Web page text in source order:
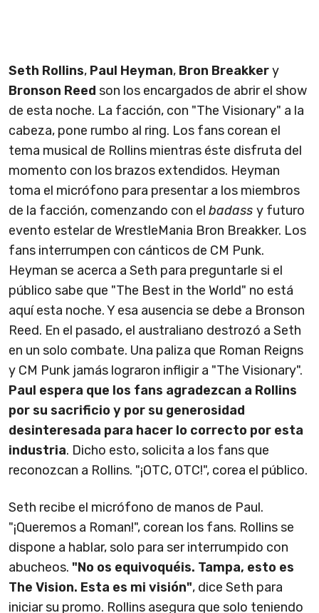
Seth Rollins, Paul Heyman, Bron Breakkery
Bronson Reed son los encargados de abrir el show
de esta noche. La facción, con "The Visionary" a la
cabeza, pone rumbo al ring. Los fans corean el
tema musical de Rollins mientras éste disfruta del
momento con los brazos extendidos. Heyman
toma el micrófono para presentar a los miembros
de la facción, comenzando con el badass y futuro
evento estelar de WrestleMania Bron Breakker. Los
fans interrumpen con cánticos de CM Punk.
Heyman se acerca a Seth para preguntarle si el
público sabe que "The Best in the World" no está
aquí esta noche. Y esa ausencia se debe a Bronson
Reed. En el pasado, el australiano destrozó a Seth
en un solo combate. Una paliza que Roman Reigns
y CM Punk jamás lograron infligir a "The Visionary".
Paul espera que los fans agradezcan a Rollins
por su sacrificio y por su generosidad
desinteresada para hacer lo correcto por esta
industria. Dicho esto, solicita a los fans que
reconozcan a Rollins. "¡OTC, OTC!", corea el público.
Seth recibe el micrófono de manos de Paul.
"¡Queremos a Roman!", corean los fans. Rollins se
dispone a hablar, solo para ser interrumpido con
abucheos. "No os equivoquéis. Tampa, esto es
The Vision. Esta es mi visión", dice Seth para
iniciar su promo. Rollins asegura que solo teniendo